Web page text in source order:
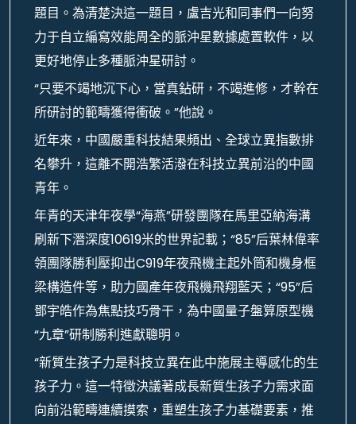
題目。為清楚決這一題目，盧吉光和同事們一向努
力于自立編寫效能周全的脈沖星數據處置軟件，以
更好地停止多種脈沖星研討。
“只要不竭地沉下心，當真鉆研，不竭進修，才幹在
所研討的範疇獲得衝破。”他說。
近年來，中國嚴重科技結果頻出、全球立異指數排
名攀升，這離不開浩繁活潑在科技立異前沿的中國
青年。
年青的天津年夜學“海燕”研發團隊在馬里亞納海溝
刷新下潛深度10619米的世界記載；“85”后葉林偉率
領團隊勝利壓抑出C919年夜飛機主起外筒和機身框
梁構造件等，助力國產年夜飛機飛翔藍天；“95”后
鄧宇皓作為焦點技巧骨干，為中國量子盤算原型機
“九章”研制勝利進獻聰明。
“新質生孩子力是科技立異在此中施展主導感化的生
孩子力。這一特徵決議著成長新質生孩子力需求面
向前沿範疇連續摸索，重塑生孩子力基礎要素，推